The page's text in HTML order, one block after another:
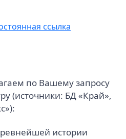
ссылка
по Вашему запросу
(источники: БД «Край»,
истории